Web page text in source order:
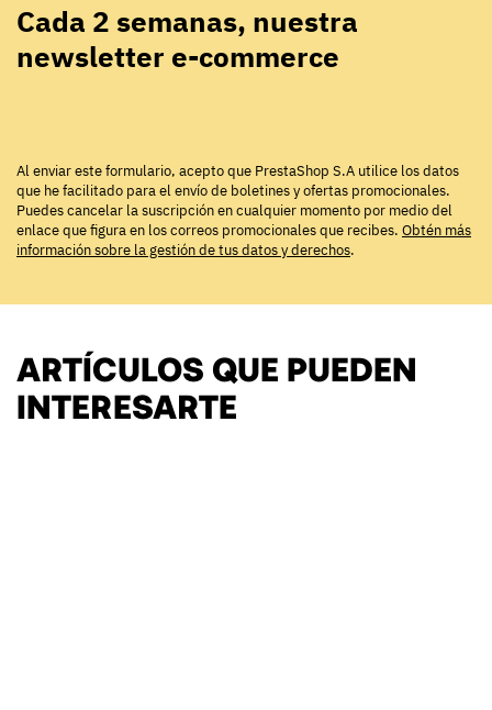
Cada 2 semanas, nuestra
newsletter e-commerce
Al enviar este formulario, acepto que PrestaShop S.A utilice los datos
que he facilitado para el envío de boletines y ofertas promocionales.
Puedes cancelar la suscripción en cualquier momento por medio del
enlace que figura en los correos promocionales que recibes. Obtén más
información sobre la gestión de tus datos y derechos.
ARTÍCULOS QUE PUEDEN
INTERESARTE